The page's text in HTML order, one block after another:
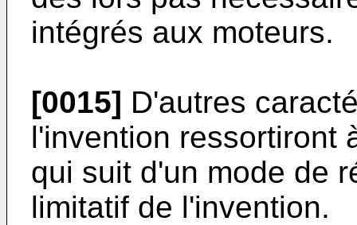
intégrés aux moteurs.
[0015] D'autres
l'invention ressortiront
qui suit d'un mode de
limitatif de l'invention.